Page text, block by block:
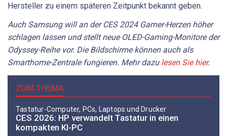
Hersteller zu einem späteren Zeitpunkt bekannt geben.
Auch Samsung will an der CES 2024 Gamer-Herzen höher
schlagen lassen und stellt neue OLED-Gaming-Monitore der
Odyssey-Reihe vor. Die Bildschirme können auch als
Smarthome-Zentrale fungieren. Mehr dazu lesen Sie hier.
ZUM THEMA
Tastatur-Computer, PCs, Laptops und Drucker
CES 2026: HP verwandelt Tastatur in einen
kompakten KI-PC